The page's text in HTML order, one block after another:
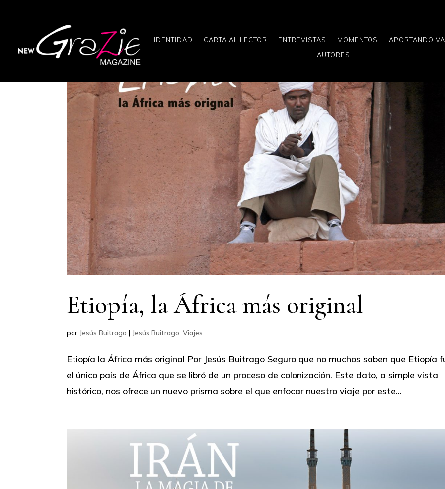
IDENTIDAD CARTA AL LECTOR ENTREVISTAS MOMENTOS
APORTANDO
AUTORES
Etiopía, la África más original
por Jesús Buitrago | Jesús Buitrago,Viajes
Etiopía la África más original Por Jesús Buitrago Seguro que no muchos saben que Etiopía
el único país de África que se libró de un proceso de colonización. Este dato, a simple vista
histórico, nos ofrece un nuevo prisma sobre el que enfocar nuestro viaje por este...